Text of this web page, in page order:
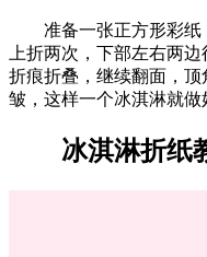
准备一张正方形彩纸
上折两次，下部左右两
折痕折叠，继续翻面，
皱，这样一个冰淇淋就做
冰淇淋折纸